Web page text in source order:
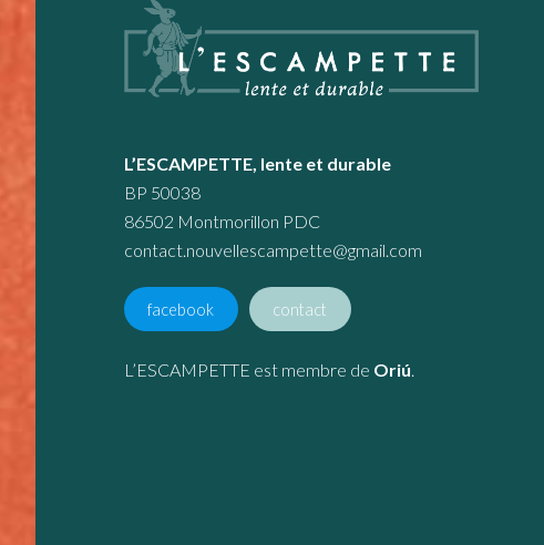
L’ESCAMPETTE, lente et durable
BP 50038
86502 Montmorillon PDC
contact.nouvellescampette@gmail.com
facebook contact
L’ESCAMPETTE est membre de Oriú.